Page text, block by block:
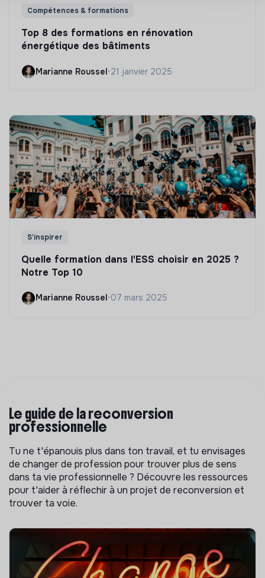
Compétences & formations
Top 8 des formations en rénovation
énergétique des bâtiments
Marianne Roussel•21 janvier 2025
S'inspirer
Quelle formation dans l'ESS choisir en 2025 ?
Notre Top 10
Marianne Roussel •07 mars 2025
Le guide de la reconversion
professionnelle
Tu ne t'épanouis plus dans ton travail, et tu envisages
de changer de profession pour trouver plus de sens
dans ta vie professionnelle ? Découvre les ressources
pour t'aider à réflechir à un projet de reconversion et
trouver ta voie.